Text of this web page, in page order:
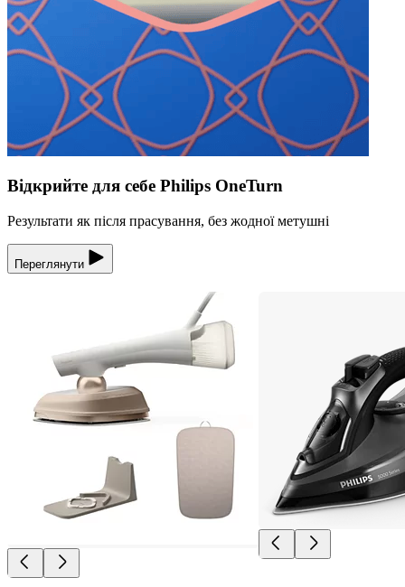
Відкрийте для себе Philips OneTurn
Результати як після прасування, без жодної метушні
Переглянути